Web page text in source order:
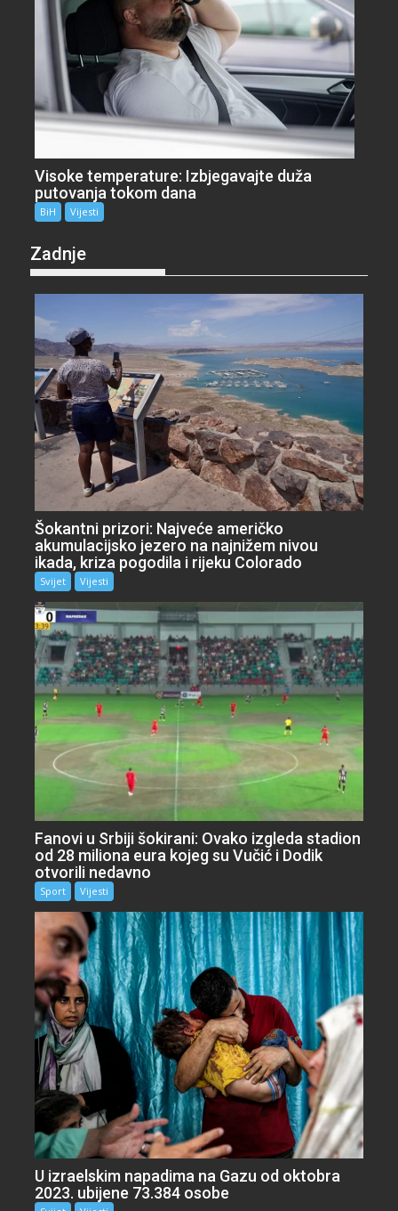
Visoke temperature: Izbjegavajte duža
putovanja tokom dana
BiH Vijesti
Zadnje
Šokantni prizori: Najveće američko
akumulacijsko jezero na najnižem nivou
ikada, kriza pogodila i rijeku Colorado
Svijet Vijesti
Fanovi u Srbiji šokirani: Ovako izgleda stadion
od 28 miliona eura kojeg su Vučić i Dodik
otvorili nedavno
Sport Vijesti
U izraelskim napadima na Gazu od oktobra
2023. ubijene 73.384 osobe